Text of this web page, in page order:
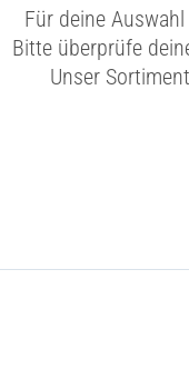
Für deine
Bitte überprüfe
Unser